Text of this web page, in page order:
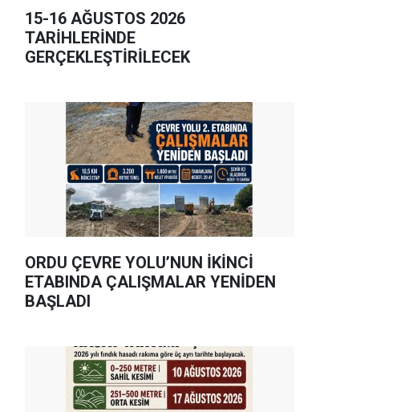
15-16 AĞUSTOS 2026
TARİHLERİNDE
GERÇEKLEŞTİRİLECEK
ORDU ÇEVRE YOLU’NUN İKİNCİ
ETABINDA ÇALIŞMALAR YENİDEN
BAŞLADI